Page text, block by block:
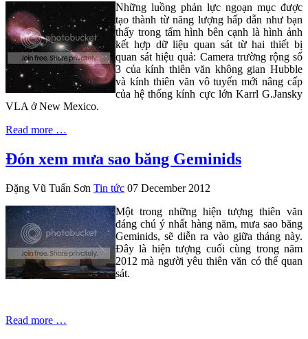
Những luồng phản lực ngoạn mục được
tạo thành từ năng lượng hấp dẫn như bạn
thấy trong tấm hình bên cạnh là hình ảnh
kết hợp dữ liệu quan sát từ hai thiết bị
quan sát hiệu quả: Camera trường rộng số
3 của kính thiên văn không gian Hubble
và kính thiên văn vô tuyến mới nâng cấp
của hệ thống kính cực lớn Karrl G.Jansky
VLA ở New Mexico.
Read more …
Đón xem mưa sao băng Geminids
Đặng Vũ Tuấn Sơn Tin tức 07 December 2012
Một trong những hiện tượng thiên văn
đáng chú ý nhất hàng năm, mưa sao băng
Geminids, sẽ diễn ra vào giữa tháng này.
Đây là hiện tượng cuối cùng trong năm
2012 mà người yêu thiên văn có thể quan
sát.
Read more …